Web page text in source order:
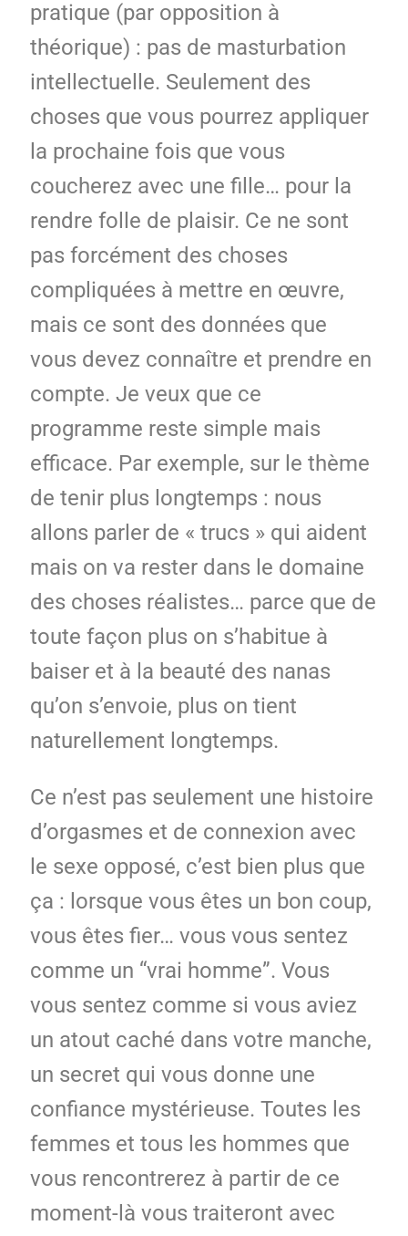
pratique (par opposition à
théorique) : pas de masturbation
intellectuelle. Seulement des
choses que vous pourrez appliquer
la prochaine fois que vous
coucherez avec une fille… pour la
rendre folle de plaisir. Ce ne sont
pas forcément des choses
compliquées à mettre en œuvre,
mais ce sont des données que
vous devez connaître et prendre en
compte. Je veux que ce
programme reste simple mais
efficace. Par exemple, sur le thème
de tenir plus longtemps : nous
allons parler de « trucs » qui aident
mais on va rester dans le domaine
des choses réalistes… parce que de
toute façon plus on s’habitue à
baiser et à la beauté des nanas
qu’on s’envoie, plus on tient
naturellement longtemps.
Ce n’est pas seulement une histoire
d’orgasmes et de connexion avec
le sexe opposé, c’est bien plus que
ça : lorsque vous êtes un bon coup,
vous êtes fier… vous vous sentez
comme un “vrai homme”. Vous
vous sentez comme si vous aviez
un atout caché dans votre manche,
un secret qui vous donne une
confiance mystérieuse. Toutes les
femmes et tous les hommes que
vous rencontrerez à partir de ce
moment-là vous traiteront avec